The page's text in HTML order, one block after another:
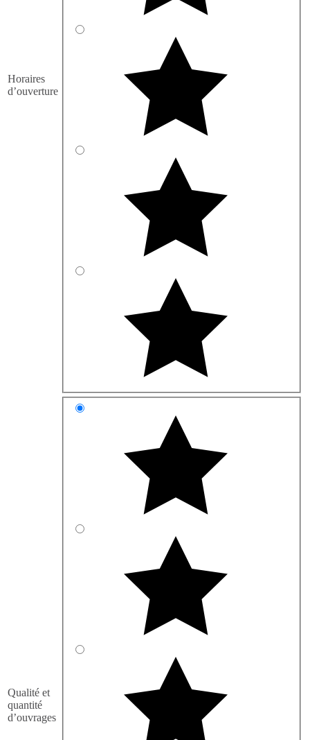
Horaires
d’ouverture
Qualité et
quantité
d’ouvrages